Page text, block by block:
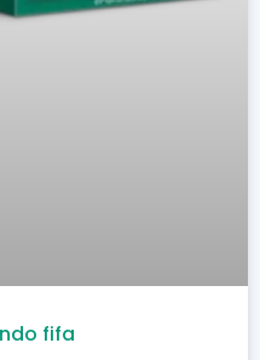
fifa